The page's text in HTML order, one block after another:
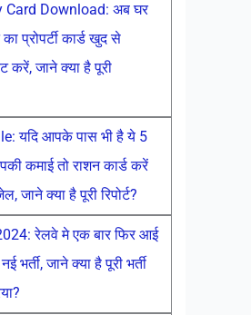
Card Download: अब घर
प्रोपर्टी कार्ड खुद से
करें, जाने क्या है पूरी
यदि आपके पास भी है ये 5
कमाई तो राशन कार्ड करें
जाने क्या है पूरी रिपोर्ट?
रेलवे मे एक बार फिर आई
भर्ती, जाने क्या है पूरी भर्ती